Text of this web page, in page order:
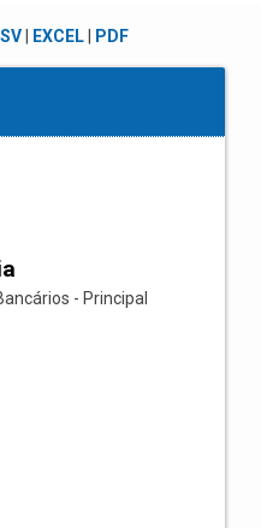
| EXCEL| PDF
- Principal